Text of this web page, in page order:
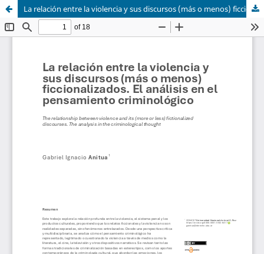
La relación entre la violencia y sus discursos (más o menos) ficcionalizados. El análisis en el pensamiento criminológico